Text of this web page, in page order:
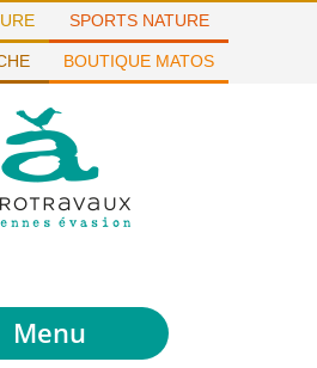
SPORTS NATURE
BOUTIQUE MATOS
Menu